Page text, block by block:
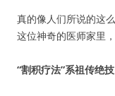
真的像人们所说的这
这位神奇的医师家里
“割积疗法”系祖传绝技